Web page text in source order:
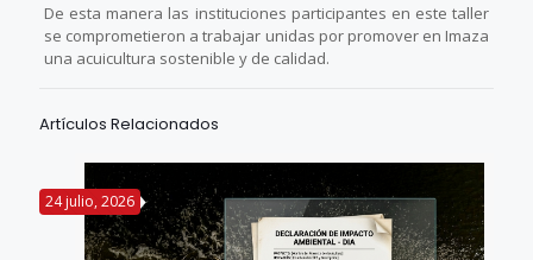
De esta manera las instituciones participantes en este taller
se comprometieron a trabajar unidas por promover en Imaza
una acuicultura sostenible y de calidad.
Artículos Relacionados
24 julio, 2026